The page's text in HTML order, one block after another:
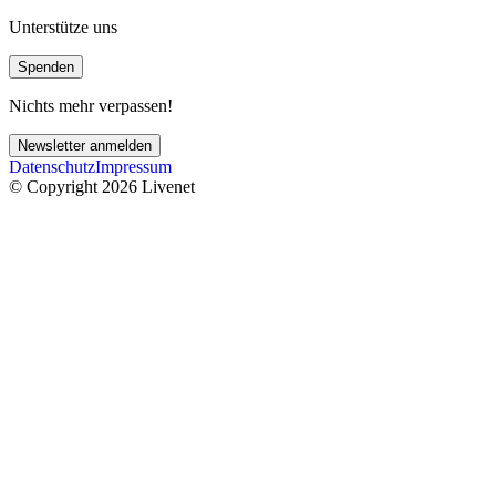
Unterstütze uns
Spenden
Nichts mehr verpassen!
Newsletter anmelden
DatenschutzImpressum
© Copyright 2026 Livenet